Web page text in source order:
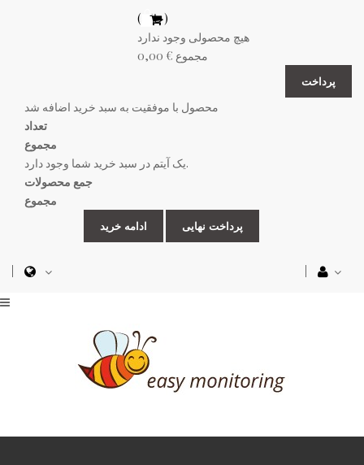
(خالی)
هیچ محصولی وجود ندارد
0,00 € مجموع
پرداخت
محصول با موفقیت به سبد خرید اضافه شد
تعداد
مجموع
یک آیتم در سبد خرید شما وجود دارد.
جمع محصولات
مجموع
ادامه خرید پرداخت نهایی